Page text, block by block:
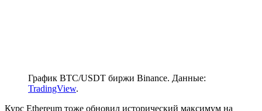
График BTC/USDT биржи Binance. Данные:
TradingView.
Курс Ethereum тоже обновил исторический максимум на